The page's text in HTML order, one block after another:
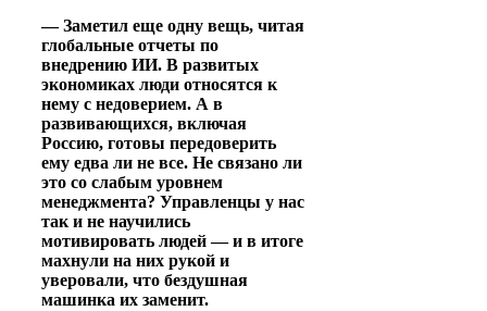
— Заметил еще одну вещь, читая
глобальные отчеты по
внедрению ИИ. В развитых
экономиках люди относятся к
нему с недоверием. А в
развивающихся, включая
Россию, готовы передоверить
ему едва ли не все. Не связано ли
это со слабым уровнем
менеджмента? Управленцы у нас
так и не научились
мотивировать людей — и в итоге
махнули на них рукой и
уверовали, что бездушная
машинка их заменит.